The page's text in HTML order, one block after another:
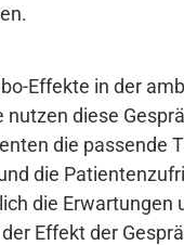
Effekte in der
diese
die passende
die
die
Effekt der